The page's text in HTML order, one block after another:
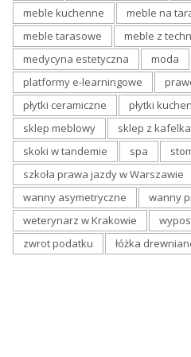
meble kuchenne
meble na
meble tarasowe
meble z
medycyna estetyczna
moda
platformy e-learningowe
płytki ceramiczne
płytki
sklep meblowy
sklep z
skoki w tandemie
spa
szkoła prawa jazdy w Warszawie
wanny asymetryczne
wanny
weterynarz w Krakowie
zwrot podatku
łóżka